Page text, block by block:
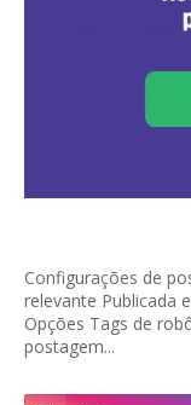
Configurações de
relevante Publicada
Opções Tags de
postagem...